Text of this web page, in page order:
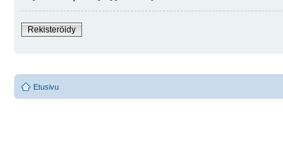
Rekisteröidy
Etusivu